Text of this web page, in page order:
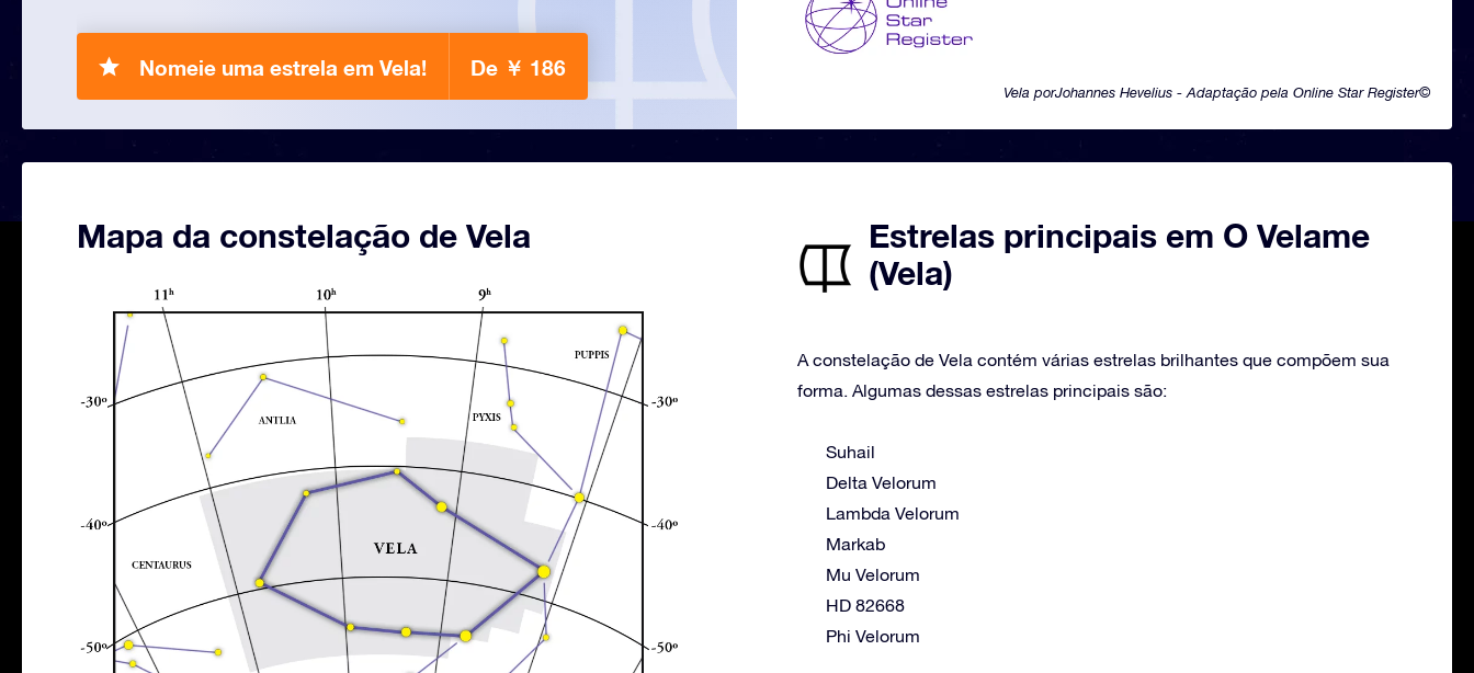
Vela porJohannes Hevelius - Adaptação pela Online Star Register©
Nomeie uma estrela em Vela! De ￥ 186
Mapa da constelação de Vela
Estrelas principais em O Velame
(Vela)
A constelação de Vela contém várias estrelas brilhantes que compõem sua
forma. Algumas dessas estrelas principais são:
Suhail
Delta Velorum
Lambda Velorum
Markab
Mu Velorum
HD 82668
Phi Velorum